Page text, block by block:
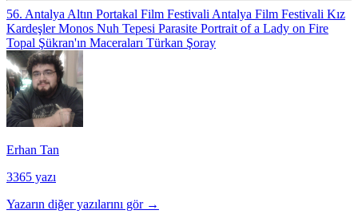
56. Antalya Altın Portakal Film Festivali Antalya Film Festivali Kız
KardeşlerMonos Nuh Tepesi Parasite Portrait of a Lady on Fire
Topal Şükran'ın Maceraları Türkan Şoray
Erhan Tan
3365 yazı
Yazarın diğer yazılarını gör →